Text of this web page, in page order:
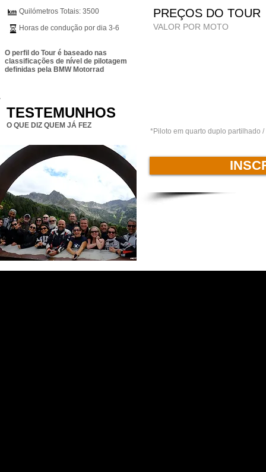
Quilómetros Totais: 3500
Horas de condução por dia 3-6
O perfil do Tour é baseado nas
classificações de nível de pilotagem
definidas pela BMW Motorrad
TESTEMUNHOS
O QUE DIZ QUEM JÁ FEZ
PREÇOS
VALOR POR MOTO
*Piloto em quarto duplo